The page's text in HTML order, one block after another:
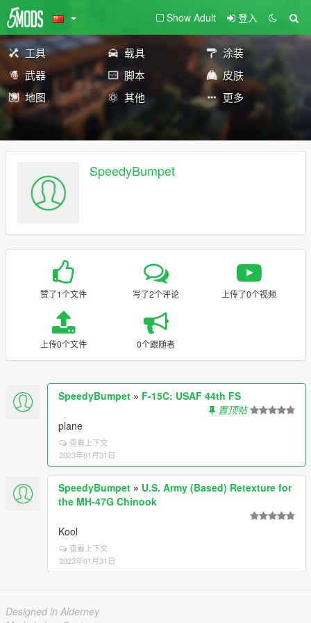
Show Adult 登入
工具 载具
涂装
武器
脚本
皮肤
地图
其他 更多
SpeedyBumpet
赞了1个文件 写了2个评论 上传了0个视频
上传0个文件 0个跟随者
SpeedyBumpet » F-15C: USAF 44th FS
置顶帖
plane
查看上下文
2023年01月31日
SpeedyBumpet » U.S. Army (Based) Retexture for
the MH-47G Chinook
Kool
查看上下文
2023年01月31日
Designed in Alderney